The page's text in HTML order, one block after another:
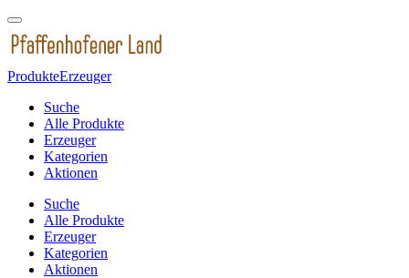
ProdukteErzeuger
Suche
Alle Produkte
Erzeuger
Kategorien
Aktionen
Suche
Alle Produkte
Erzeuger
Kategorien
Aktionen